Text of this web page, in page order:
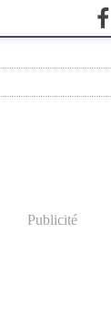
Publicité